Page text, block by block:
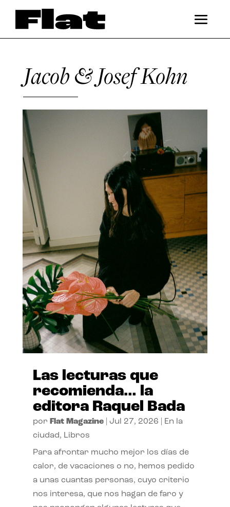
Jacob & Josef Kohn
Las lecturas que
recomienda… la
editora Raquel Bada
por Flat Magazine| Jul 27, 2026
En la
ciudad, Libros
Para afrontar mucho mejor los días de
calor, de vacaciones o no, hemos pedido
a unas cuantas personas, cuyo criterio
nos interesa, que nos hagan de faro y